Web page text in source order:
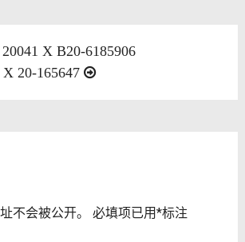
X B20-6185906
X 20-165647
不会被公开。 必填项已用*标注